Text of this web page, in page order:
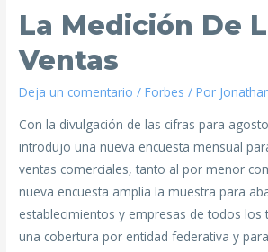
La Medición De
Ventas
Deja un comentario /Forbes / Por
Con la divulgación de las cifras para
introdujo una nueva encuesta mensual
ventas comerciales, tanto al por menor
nueva encuesta amplia la muestra para
establecimientos y empresas de todos
una cobertura por entidad federativa y